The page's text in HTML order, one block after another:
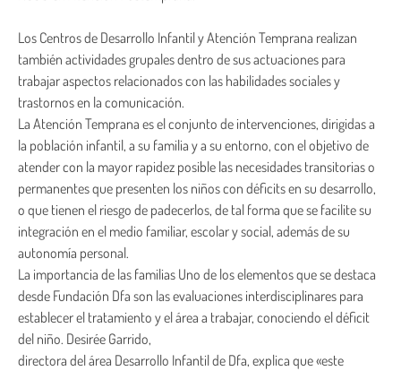
Los Centros de Desarrollo Infantil y Atención Temprana realizan
también actividades grupales dentro de sus actuaciones para
trabajar aspectos relacionados con las habilidades sociales y
trastornos en la comunicación.
La Atención Temprana es el conjunto de intervenciones, dirigidas a
la población infantil, a su familia y a su entorno, con el objetivo de
atender con la mayor rapidez posible las necesidades transitorias o
permanentes que presenten los niños con déficits en su desarrollo,
o que tienen el riesgo de padecerlos, de tal forma que se facilite su
integración en el medio familiar, escolar y social, además de su
autonomía personal.
La importancia de las familias Uno de los elementos que se destaca
desde Fundación Dfa son las evaluaciones interdisciplinares para
establecer el tratamiento y el área a trabajar, conociendo el déficit
del niño. Desirée Garrido,
directora del área Desarrollo Infantil de Dfa, explica que «este